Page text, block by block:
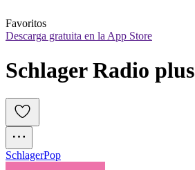
Favoritos
Descarga gratuita en la App Store
Schlager Radio plus
SchlagerPop